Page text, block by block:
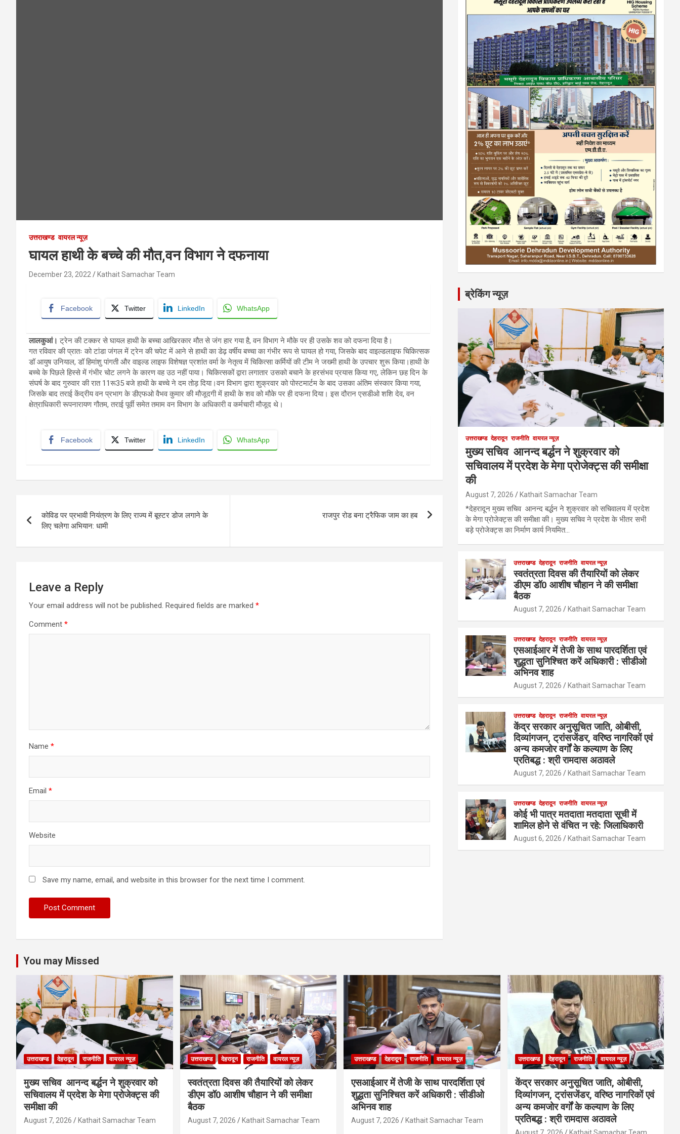
उत्तराखण्ड वायरल न्यूज़
घायल हाथी के बच्चे की मौत,वन विभाग ने दफनाया
December 23, 2022 Kathait Samachar Team
Facebook Twitter LinkedIn WhatsApp
लालकुआं। ट्रेन की टक्कर से घायल हाथी के बच्चा आखिरकार मौत से जंग हार गया है, वन विभाग ने मौके पर ही उसके शव को दफना दिया है।
गत रविवार की प्रातः को टांडा जंगल में ट्रेन की चपेट में आने से हाथी का डेढ़ वर्षीय बच्चा का गंभीर रूप से घायल हो गया, जिसके बाद वाइल्डलाइफ चिकित्सक
डॉ आयुष उनियाल, डॉ हिमांशु पांगती और वाइल्ड लाइफ विशेषज्ञ प्रशांत वर्मा के नेतृत्व में चिकित्सा कर्मियों की टीम ने जख्मी हाथी के उपचार शुरू किया।हाथी के
बच्चे के पिछले हिस्से में गंभीर चोट लगने के कारण वह उठ नहीं पाया। चिकित्सकों द्वारा लगातार उसको बचाने के हरसंभव प्रयास किया गए, लेकिन छह दिन के
संघर्ष के बाद गुरुवार की रात 11रू35 बजे हाथी के बच्चे ने दम तोड़ दिया।वन विभाग द्वारा शुक्रवार को पोस्टमार्टम के बाद उसका अंतिम संस्कार किया गया,
जिसके बाद तराई केंद्रीय वन प्रभाग के डीएफओ वैभव कुमार की मौजूदगी में हाथी के शव को मौके पर ही दफना दिया। इस दौरान एसडीओ शशि देव, वन
क्षेत्राधिकारी रूपनारायण गौतम, तराई पूर्वी समेत तमाम वन विभाग के अधिकारी व कर्मचारी मौजूद थे।
Facebook Twitter LinkedIn WhatsApp
navigation
कोविड पर प्रभावी नियंत्रण के लिए राज्य में बूस्टर डोज लगाने के
लिए चलेगा अभियान: धामी
राजपुर रोड बना ट्रैफिक जाम का हब
Leave a Reply
Your email address will not be published. Required fields are marked *
Comment *
Name *
Email *
Website
Save my name, email, and website in this browser for the next time I comment.
ब्रेकिंग न्यूज़
उत्तराखण्ड देहरादून राजनीति वायरल न्यूज़
मुख्य सचिव आनन्द बर्द्धन ने शुक्रवार को
सचिवालय में प्रदेश के मेगा प्रोजेक्ट्स की समीक्षा
की
August 7, 2026 Kathait Samachar Team
*देहरादून मुख्य सचिव आनन्द बर्द्धन ने शुक्रवार को सचिवालय में प्रदेश
के मेगा प्रोजेक्ट्स की समीक्षा की। मुख्य सचिव ने प्रदेश के भीतर सभी
बड़े प्रोजेक्ट्स का निर्माण कार्य नियमित…
उत्तराखण्ड देहरादून राजनीति वायरल न्यूज़
स्वतंत्रता दिवस की तैयारियों को लेकर
डीएम डॉ0 आशीष चौहान ने की समीक्षा
बैठक
August 7, 2026 Kathait Samachar Team
उत्तराखण्ड देहरादून राजनीति वायरल न्यूज़
एसआईआर में तेजी के साथ पारदर्शिता एवं
शुद्धता सुनिश्चित करें अधिकारी : सीडीओ
अभिनव शाह
August 7, 2026 Kathait Samachar Team
उत्तराखण्ड देहरादून राजनीति वायरल न्यूज़
केंद्र सरकार अनुसूचित जाति, ओबीसी,
दिव्यांगजन, ट्रांसजेंडर, वरिष्ठ नागरिकों एवं
अन्य कमजोर वर्गों के कल्याण के लिए
प्रतिबद्ध : श्री रामदास अठावले
August 7, 2026 Kathait Samachar Team
उत्तराखण्ड देहरादून राजनीति वायरल न्यूज़
कोई भी पात्र मतदाता मतदाता सूची में
शामिल होने से वंचित न रहे: जिलाधिकारी
August 6, 2026 Kathait Samachar Team
You may Missed
उत्तराखण्ड देहरादून राजनीति वायरल न्यूज़
मुख्य सचिव आनन्द बर्द्धन ने शुक्रवार को
सचिवालय में प्रदेश के मेगा प्रोजेक्ट्स की
समीक्षा की
August 7, 2026 Kathait Samachar Team
उत्तराखण्ड देहरादून राजनीति वायरल न्यूज़
स्वतंत्रता दिवस की तैयारियों को लेकर
डीएम डॉ0 आशीष चौहान ने की समीक्षा
बैठक
August 7, 2026 Kathait Samachar Team
उत्तराखण्ड देहरादून राजनीति वायरल न्यूज़
एसआईआर में तेजी के साथ पारदर्शिता एवं
शुद्धता सुनिश्चित करें अधिकारी : सीडीओ
अभिनव शाह
August 7, 2026 Kathait Samachar Team
उत्तराखण्ड देहरादून राजनीति वायरल न्यूज़
केंद्र सरकार अनुसूचित जाति, ओबीसी,
दिव्यांगजन, ट्रांसजेंडर, वरिष्ठ नागरिकों एवं
अन्य कमजोर वर्गों के कल्याण के लिए
प्रतिबद्ध : श्री रामदास अठावले
August 7, 2026 Kathait Samachar Team